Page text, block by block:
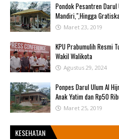
Pondok Pesantren
Mandiri,",Hingga
Maret 23, 2019
KPU Prabumulih Resmi
Wakil Walikota
Agustus 29, 2024
Ponpes Darul Ulum Al
Anak Yatim dan Rp50
Maret 25, 2019
KESEHATAN